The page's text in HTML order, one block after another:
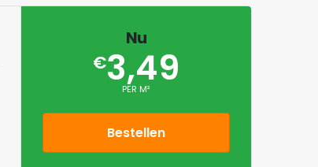
Nu
€3,49
PER M²
Bestellen